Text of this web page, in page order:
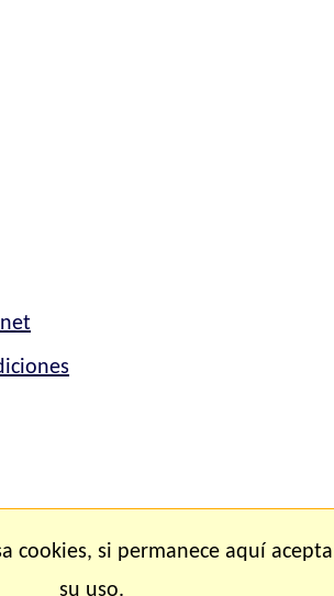
cookies, si permanece aquí acepta
su uso.